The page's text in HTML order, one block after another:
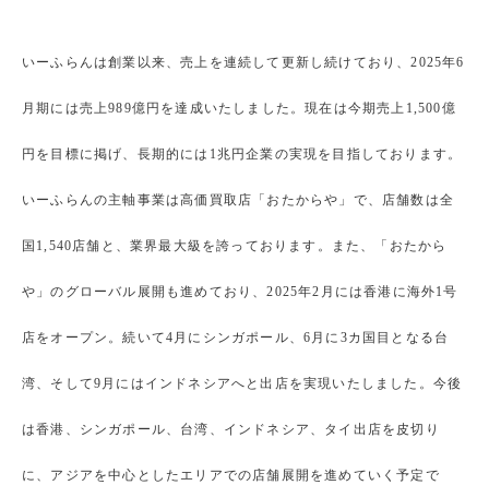
いーふらんは創業以来、売上を連続して更新し続けており、2025年6
月期には売上989億円を達成いたしました。現在は今期売上1,500億
円を目標に掲げ、長期的には1兆円企業の実現を目指しております。
いーふらんの主軸事業は高価買取店「おたからや」で、店舗数は全
国1,540店舗と、業界最大級を誇っております。また、「おたから
や」のグローバル展開も進めており、2025年2月には香港に海外1号
店をオープン。続いて4月にシンガポール、6月に3カ国目となる台
湾、そして9月にはインドネシアへと出店を実現いたしました。今後
は香港、シンガポール、台湾、インドネシア、タイ出店を皮切り
に、アジアを中心としたエリアでの店舗展開を進めていく予定で